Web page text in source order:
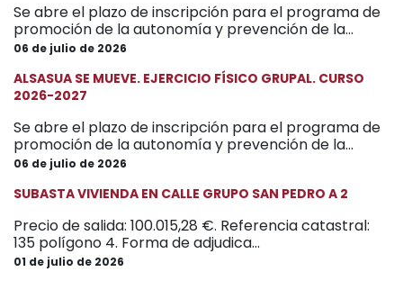
Se abre el plazo de inscripción para el programa de
promoción de la autonomía y prevención de la...
06 de julio de 2026
ALSASUA SE MUEVE. EJERCICIO FÍSICO GRUPAL. CURSO
2026-2027
Se abre el plazo de inscripción para el programa de
promoción de la autonomía y prevención de la...
06 de julio de 2026
SUBASTA VIVIENDA EN CALLE GRUPO SAN PEDRO A 2
Precio de salida: 100.015,28 €. Referencia catastral:
135 polígono 4. Forma de adjudica...
01 de julio de 2026